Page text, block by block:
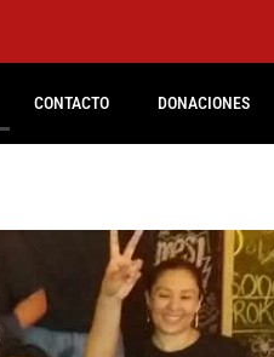
CONTACTO DONACIONES